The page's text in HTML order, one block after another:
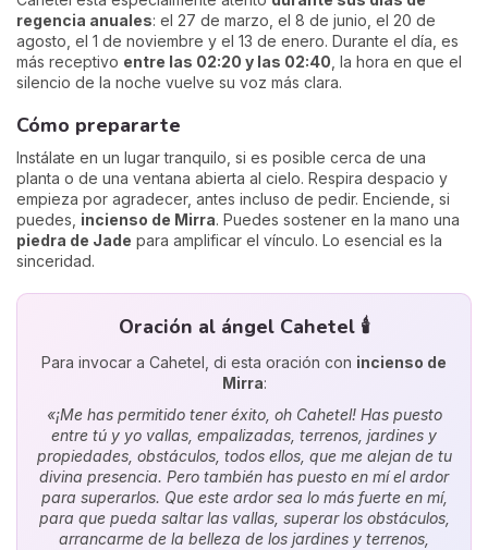
regencia anuales: el 27 de marzo, el 8 de junio, el 20 de
agosto, el 1 de noviembre y el 13 de enero. Durante el día, es
más receptivo entre las 02:20 y las 02:40 , la hora en que el
silencio de la noche vuelve su voz más clara.
Cómo prepararte
Instálate en un lugar tranquilo, si es posible cerca de una
planta o de una ventana abierta al cielo. Respira despacio y
empieza por agradecer, antes incluso de pedir. Enciende, si
puedes, incienso de Mirra. Puedes sostener en la mano una
piedra de Jade para amplificar el vínculo. Lo esencial es la
sinceridad.
Oración al ángel Cahetel 🕯️
Para invocar a Cahetel, di esta oración con incienso de
Mirra:
«¡Me has permitido tener éxito, oh Cahetel! Has puesto
entre tú y yo vallas, empalizadas, terrenos, jardines y
propiedades, obstáculos, todos ellos, que me alejan de tu
divina presencia. Pero también has puesto en mí el ardor
para superarlos. Que este ardor sea lo más fuerte en mí,
para que pueda saltar las vallas, superar los obstáculos,
arrancarme de la belleza de los jardines y terrenos,